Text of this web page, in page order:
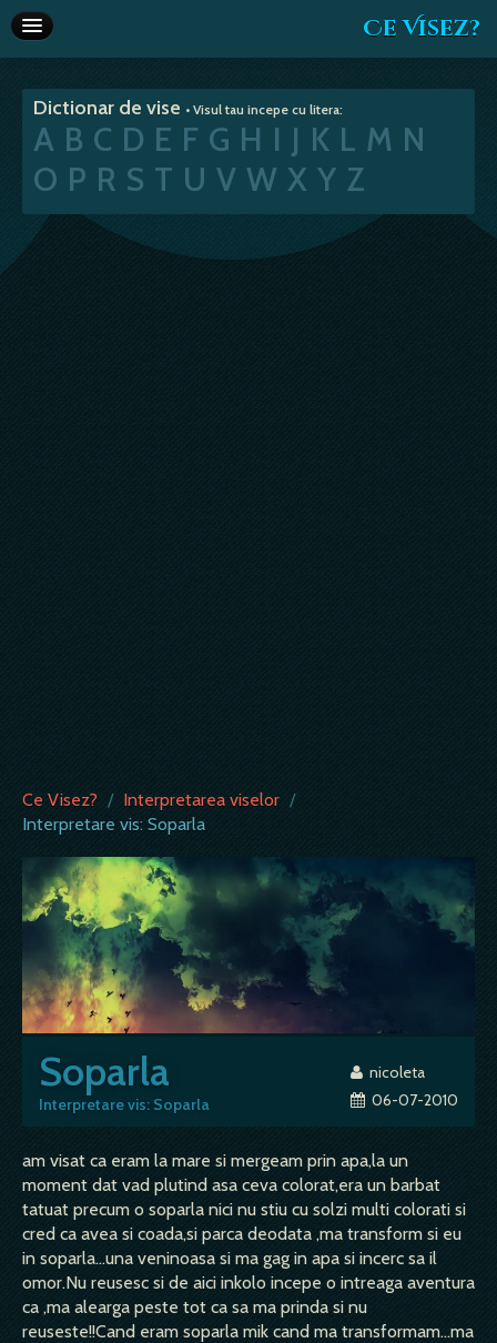
Ce Visez?
Interpretare vise
Articole
Va recomandam
Dictionar de vise • Visul tau incepe cu litera:
A B C D E F G H I J K L M N
O P R S T U V W X Y Z
Ce Visez? / Interpretarea viselor /
Interpretare vis: Soparla
Soparla
Interpretare vis: Soparla
nicoleta
06-07-2010
am visat ca eram la mare si mergeam prin apa,la un
moment dat vad plutind asa ceva colorat,era un barbat
tatuat precum o soparla nici nu stiu cu solzi multi colorati si
cred ca avea si coada,si parca deodata ,ma transform si eu
in soparla...una veninoasa si ma gag in apa si incerc sa il
omor.Nu reusesc si de aici inkolo incepe o intreaga aventura
ca ,ma alearga peste tot ca sa ma prinda si nu
reuseste!!Cand eram soparla mik cand ma transformam...ma